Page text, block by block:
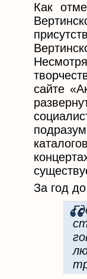
Как
сайте
За год